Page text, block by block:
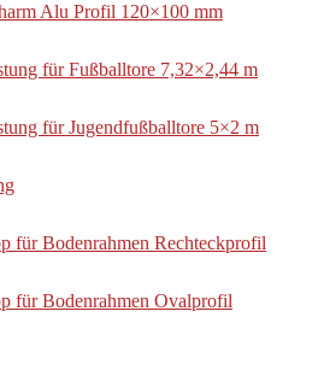
Alu Profil 120×100 mm
für Fußballtore 7,32×2,44 m
für Jugendfußballtore 5×2 m
für Bodenrahmen Rechteckprofil
für Bodenrahmen Ovalprofil